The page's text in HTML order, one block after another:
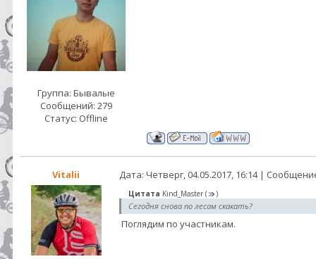
Группа: Бывалые
Сообщений: 279
Статус: Offline
Vitalii Дата: Четверг, 04.05.2017, 16:14 |
Цитата Kind_Master( )
Сегодня снова по лесам скакать?
Поглядим по участникам.